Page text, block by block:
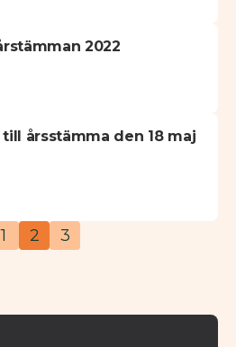
2022
till årsstämma den 18 maj
1 2 3